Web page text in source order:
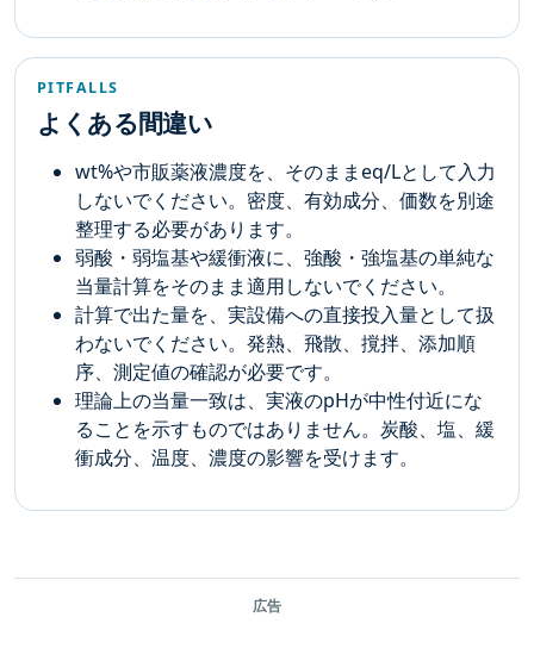
PITFALLS
よくある間違い
wt%や市販薬液濃度を、そのままeq/Lとして入力
しないでください。密度、有効成分、価数を別途
整理する必要があります。
弱酸・弱塩基や緩衝液に、強酸・強塩基の単純な
当量計算をそのまま適用しないでください。
計算で出た量を、実設備への直接投入量として扱
わないでください。発熱、飛散、撹拌、添加順
序、測定値の確認が必要です。
理論上の当量一致は、実液のpHが中性付近にな
ることを示すものではありません。炭酸、塩、緩
衝成分、温度、濃度の影響を受けます。
広告